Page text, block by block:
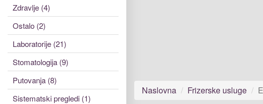
Zdravlje (4)
Ostalo (2)
Laboratorije (21)
Stomatologija (9)
Putovanja (8)
Sistematski pregledi (1)
Naslovna Frizerske usluge